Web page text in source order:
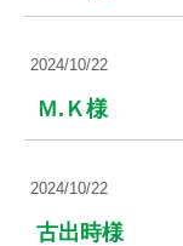
2024/10/22
Ｍ.Ｋ様
2024/10/22
古出時様